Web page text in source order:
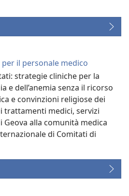
il personale medico
strategie cliniche per la
e dell’anemia senza il ricorso
e convinzioni religiose dei
trattamenti medici, servizi
alla comunità medica
di Comitati di